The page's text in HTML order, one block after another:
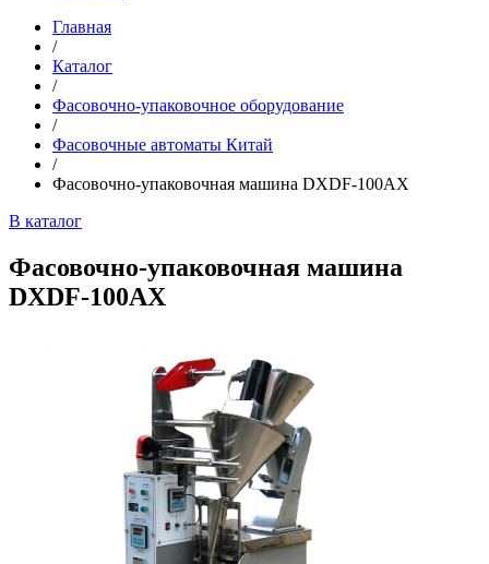
Главная
/
Каталог
/
Фасовочно-упаковочное оборудование
/
Фасовочные автоматы Китай
/
Фасовочно-упаковочная машина DXDF-100AX
В каталог
Фасовочно-упаковочная машина
DXDF-100AX